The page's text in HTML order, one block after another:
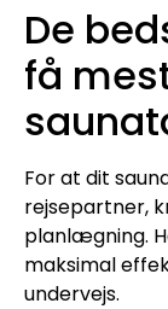
De
få
For at dit
rejsepartner,
planlægning.
maksimal
undervejs.